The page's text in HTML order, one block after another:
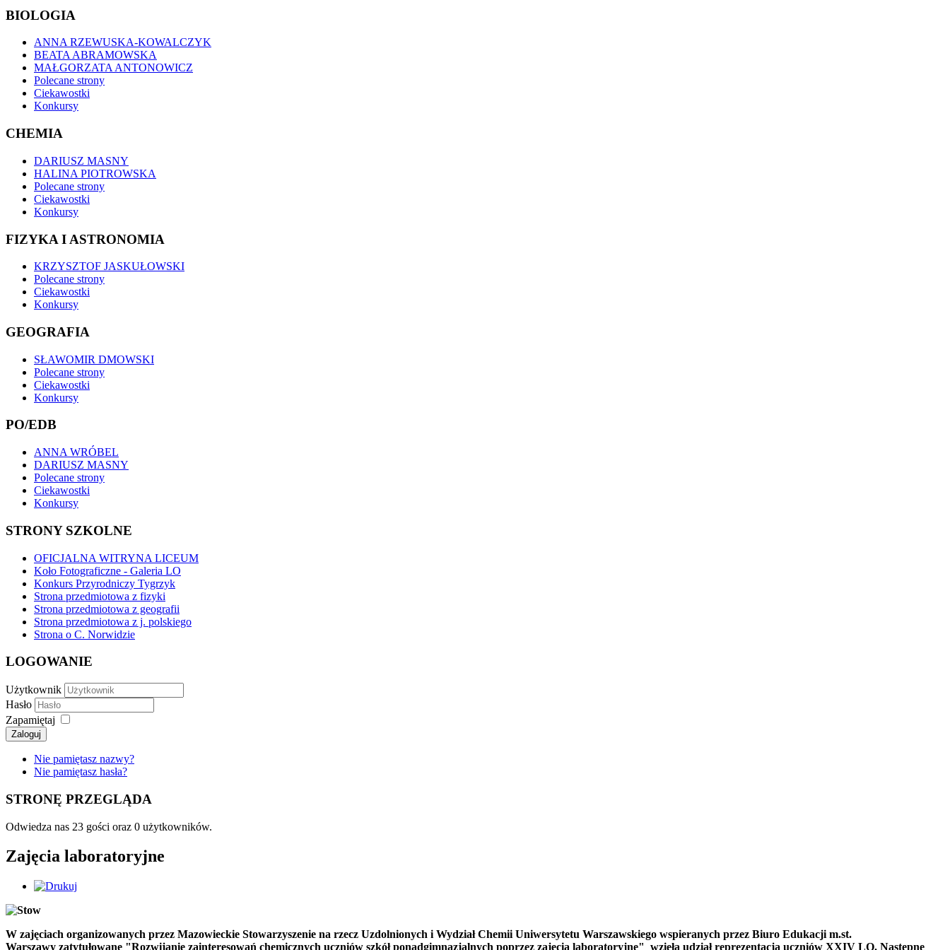
BIOLOGIA
ANNA RZEWUSKA-KOWALCZYK
BEATA ABRAMOWSKA
MAŁGORZATA ANTONOWICZ
Polecane strony
Ciekawostki
Konkursy
CHEMIA
DARIUSZ MASNY
HALINA PIOTROWSKA
Polecane strony
Ciekawostki
Konkursy
FIZYKA I ASTRONOMIA
KRZYSZTOF JASKUŁOWSKI
Polecane strony
Ciekawostki
Konkursy
GEOGRAFIA
SŁAWOMIR DMOWSKI
Polecane strony
Ciekawostki
Konkursy
PO/EDB
ANNA WRÓBEL
DARIUSZ MASNY
Polecane strony
Ciekawostki
Konkursy
STRONY SZKOLNE
OFICJALNA WITRYNA LICEUM
Koło Fotograficzne - Galeria LO
Konkurs Przyrodniczy Tygrzyk
Strona przedmiotowa z fizyki
Strona przedmiotowa z geografii
Strona przedmiotowa z j. polskiego
Strona o C. Norwidzie
LOGOWANIE
Użytkownik
Hasło
Zapamiętaj
Zaloguj
Nie pamiętasz nazwy?
Nie pamiętasz hasła?
STRONĘ PRZEGLĄDA
Odwiedza nas 23 gości oraz 0 użytkowników.
Zajęcia laboratoryjne
W zajęciach organizowanych przez Mazowieckie Stowarzyszenie na rzecz Uzdolnionych i Wydział Chemii Uniwersytetu Warszawskiego wspieranych przez Biuro Edukacji m.st.
Warszawy zatytułowane "Rozwijanie zainteresowań chemicznych uczniów szkół ponadgimnazjalnych poprzez zajęcia laboratoryjne" wzieła udział reprezentacja uczniów XXIV LO. Następne